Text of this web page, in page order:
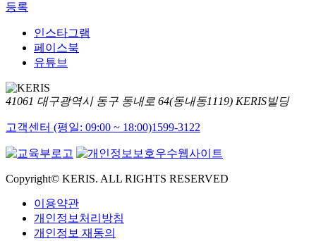
등록
인스타그램
페이스북
유튜브
41061 대구광역시 동구 동내로 64(동내동1119) KERIS빌딩
고객센터 (평일: 09:00 ~ 18:00)1599-3122
Copyright© KERIS. ALL RIGHTS RESERVED
이용약관
개인정보처리방침
개인정보 재동의